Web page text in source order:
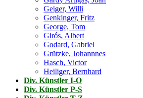
Geiger, Willi
Genkinger, Fritz
George, Tom
Girós, Albert
Godard, Gabriel
Grützke, Johannnes
Hasch, Victor
Heiliger, Bernhard
Div. Künstler I-O
Div. Künstler P-S